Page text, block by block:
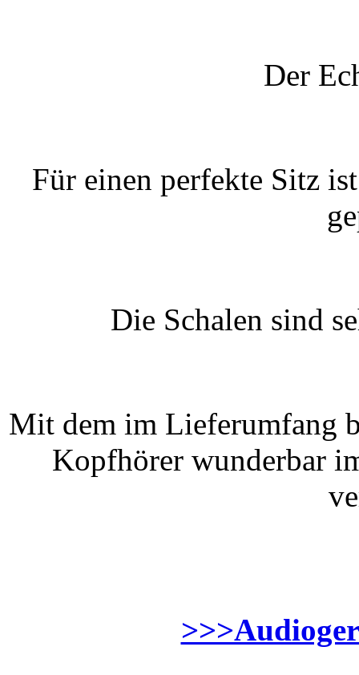
Der
Für einen perfekte Sitz
Die Schalen sind
Mit dem im Lieferumfang
Kopfhörer wunderbar